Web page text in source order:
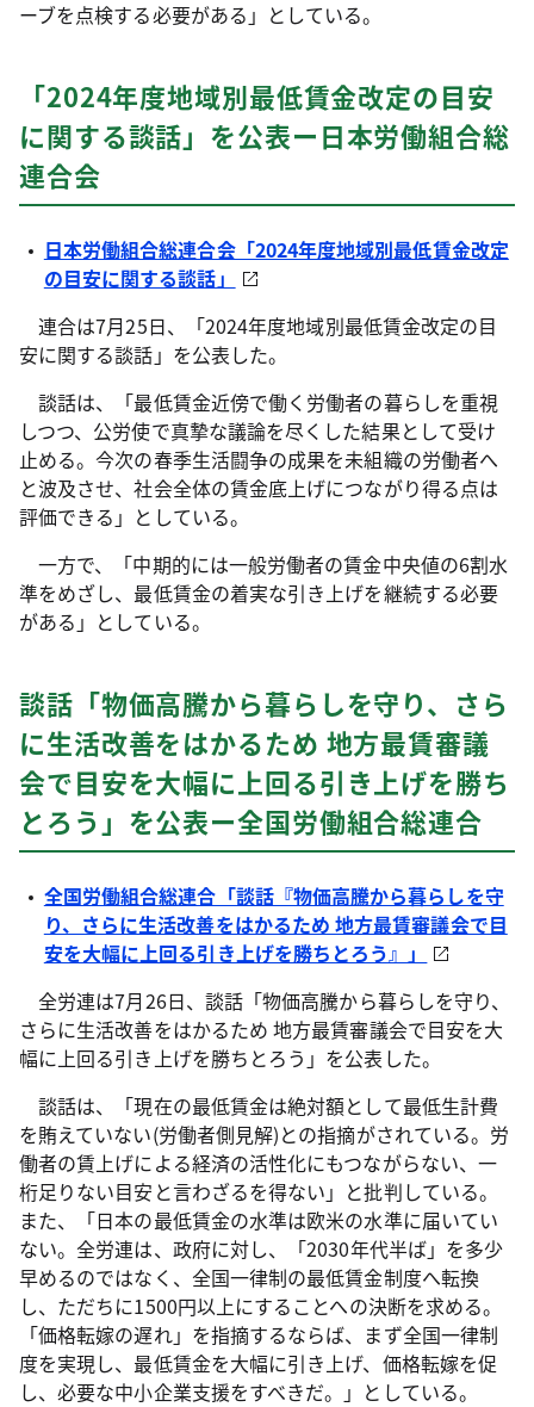
ーブを点検する必要がある」としている。
「2024年度地域別最低賃金改定の目安
に関する談話」を公表ー日本労働組合総
連合会
日本労働組合総連合会「2024年度地域別最低賃金改定
の目安に関する談話」
連合は7月25日、「2024年度地域別最低賃金改定の目
安に関する談話」を公表した。
談話は、「最低賃金近傍で働く労働者の暮らしを重視
しつつ、公労使で真摯な議論を尽くした結果として受け
止める。今次の春季生活闘争の成果を未組織の労働者へ
と波及させ、社会全体の賃金底上げにつながり得る点は
評価できる」としている。
一方で、「中期的には一般労働者の賃金中央値の6割水
準をめざし、最低賃金の着実な引き上げを継続する必要
がある」としている。
談話「物価高騰から暮らしを守り、さら
に生活改善をはかるため 地方最賃審議
会で目安を大幅に上回る引き上げを勝ち
とろう」を公表ー全国労働組合総連合
全国労働組合総連合「談話『物価高騰から暮らしを守
り、さらに生活改善をはかるため 地方最賃審議会で目
安を大幅に上回る引き上げを勝ちとろう』」
全労連は7月26日、談話「物価高騰から暮らしを守り、
さらに生活改善をはかるため 地方最賃審議会で目安を大
幅に上回る引き上げを勝ちとろう」を公表した。
談話は、「現在の最低賃金は絶対額として最低生計費
を賄えていない(労働者側見解)との指摘がされている。労
働者の賃上げによる経済の活性化にもつながらない、一
桁足りない目安と言わざるを得ない」と批判している。
また、「日本の最低賃金の水準は欧米の水準に届いてい
ない。全労連は、政府に対し、「2030年代半ば」を多少
早めるのではなく、全国一律制の最低賃金制度へ転換
し、ただちに1500円以上にすることへの決断を求める。
「価格転嫁の遅れ」を指摘するならば、まず全国一律制
度を実現し、最低賃金を大幅に引き上げ、価格転嫁を促
し、必要な中小企業支援をすべきだ。」としている。